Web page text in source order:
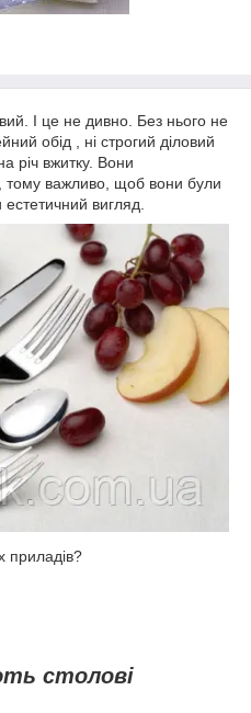
І це не дивно. Без нього не
обід , ні строгий діловий
річ вжитку. Вони
тому важливо, щоб вони були
естетичний вигляд
приладів?
столові